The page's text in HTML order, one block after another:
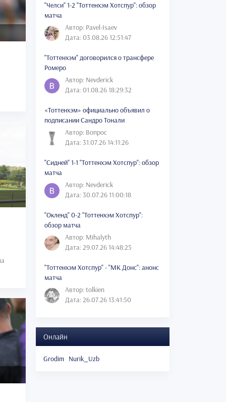
"Челси" 1-2 "Тоттенхэм Хотспур": обзор
матча
Автор: Pavel-Isaev
Дата: 03.08.26 12:51:47
"Тоттенхэм" договорился о трансфере
Ромеро
Автор: Nevderick
Дата: 01.08.26 18:29:32
«Тоттенхэм» официально объявил о
подписании Сандро Тонали
Автор: Вопрос
Дата: 31.07.26 14:11:26
"Сидней" 1-1 "Тоттенхэм Хотспур": обзор
матча
Автор: Nevderick
Дата: 30.07.26 11:00:18
"Окленд" 0-2 "Тоттенхэм Хотспур":
обзор матча
Автор: Mihalyth
Дата: 29.07.26 14:48:25
"Тоттенхэм Хотспур" - "МК Донс": анонс
матча
Автор: tolkien
Дата: 26.07.26 13:41:50
Онлайн
Grodim Nurik_Uzb